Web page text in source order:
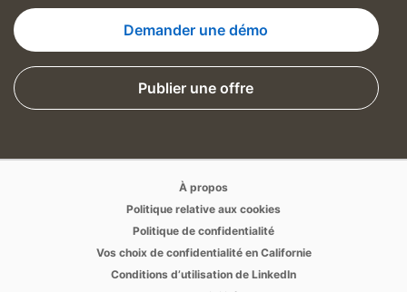
Demander une démo
Publier une offreopens in a new tab
À propos
Politique relative aux cookies
Politique de confidentialité
Vos choix de confidentialité en Californie
Conditions d’utilisation de LinkedIn